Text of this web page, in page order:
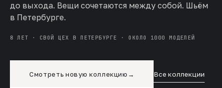
до выхода. Вещи сочетаются между собой. Шьём
в Петербурге.
8 ЛЕТ · СВОЙ ЦЕХ В ПЕТЕРБУРГЕ · ОКОЛО 1000 МОДЕЛЕЙ
Смотреть новую коллекцию → Все коллекции